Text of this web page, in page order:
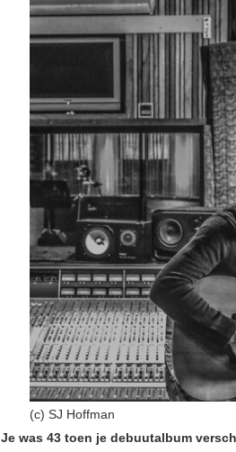
(c) SJ Hoffman
Je was 43 toen je debuutalbum